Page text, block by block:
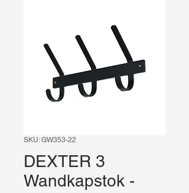
SKU: GW353-22
DEXTER 3
Wandkapstok -